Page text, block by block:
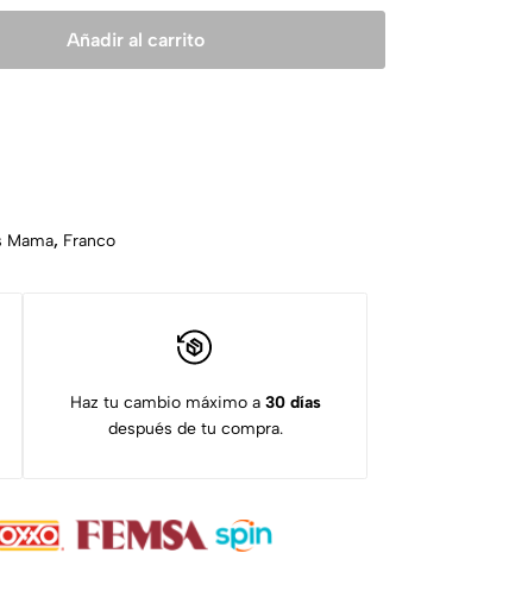
Añadir al carrito
Mama, Franco
Haz tu cambio máximo a 30 días
después de tu compra.